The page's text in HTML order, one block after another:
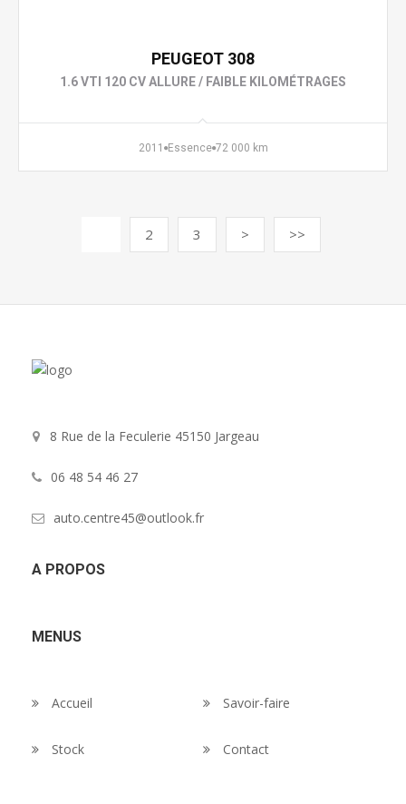
PEUGEOT 308
1.6 VTI 120 CV ALLURE / FAIBLE KILOMÉTRAGES
2011 Essence 72 000 km
2 3 > >>
8 Rue de la Feculerie 45150 Jargeau
06 48 54 46 27
auto.centre45@outlook.fr
A PROPOS
MENUS
Accueil
Stock
Savoir-faire
Contact